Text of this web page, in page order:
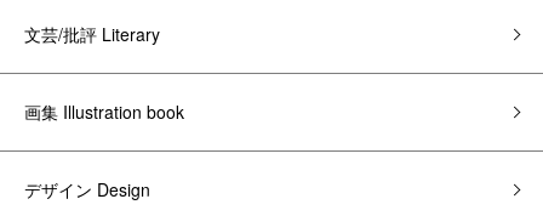
文芸/批評 Literary
画集 Illustration book
デザイン Design